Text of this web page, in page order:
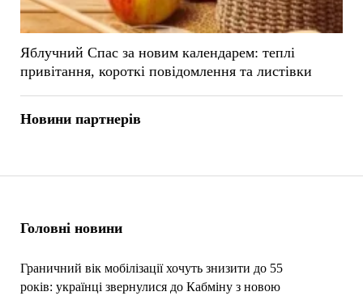
Головні новини
Граничний вік мобілізації хочуть знизити до 55
років: українці звернулися до Кабміну з новою
Яблучний Спас за новим календарем: теплі
привітання, короткі повідомлення та листівки
Новини партнерів